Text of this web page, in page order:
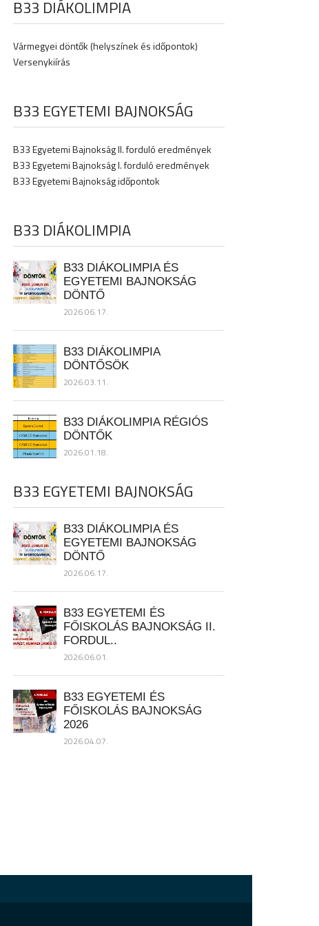
B33 DIÁKOLIMPIA
Vármegyei döntők (helyszínek és időpontok)
Versenykiírás
B33 EGYETEMI BAJNOKSÁG
B33 Egyetemi Bajnokság II. forduló eredmények
B33 Egyetemi Bajnokság I. forduló eredmények
B33 Egyetemi Bajnokság időpontok
B33 DIÁKOLIMPIA
B33 DIÁKOLIMPIA ÉS
EGYETEMI BAJNOKSÁG
DÖNTŐ
2026.06.17.
B33 DIÁKOLIMPIA
DÖNTŐSÖK
2026.03.11.
B33 DIÁKOLIMPIA RÉGIÓS
DÖNTŐK
2026.01.18.
B33 EGYETEMI BAJNOKSÁG
B33 DIÁKOLIMPIA ÉS
EGYETEMI BAJNOKSÁG
DÖNTŐ
2026.06.17.
B33 EGYETEMI ÉS
FŐISKOLÁS BAJNOKSÁG II.
FORDUL..
2026.06.01.
B33 EGYETEMI ÉS
FŐISKOLÁS BAJNOKSÁG
2026
2026.04.07.